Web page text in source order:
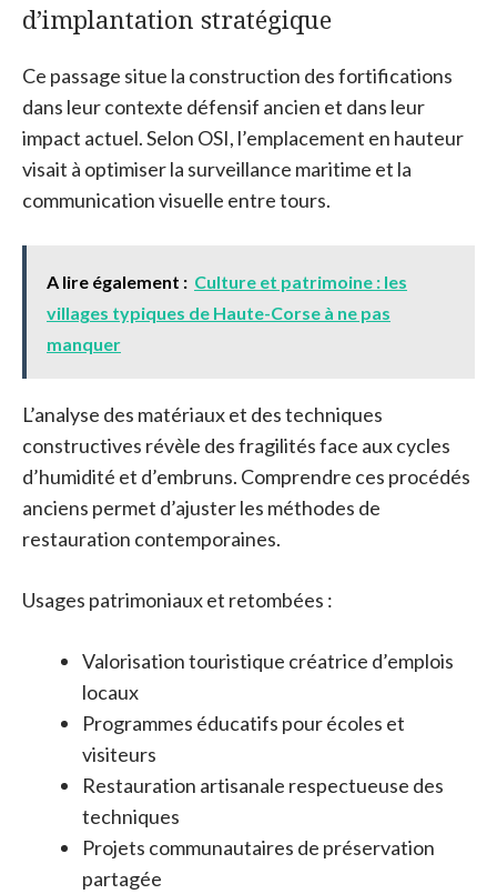
d’implantation stratégique
Ce passage situe la construction des fortifications
dans leur contexte défensif ancien et dans leur
impact actuel. Selon OSI, l’emplacement en hauteur
visait à optimiser la surveillance maritime et la
communication visuelle entre tours.
A lire également : Culture et patrimoine : les
villages typiques de Haute-Corse à ne pas
manquer
L’analyse des matériaux et des techniques
constructives révèle des fragilités face aux cycles
d’humidité et d’embruns. Comprendre ces procédés
anciens permet d’ajuster les méthodes de
restauration contemporaines.
Usages patrimoniaux et retombées :
Valorisation touristique créatrice d’emplois
locaux
Programmes éducatifs pour écoles et
visiteurs
Restauration artisanale respectueuse des
techniques
Projets communautaires de préservation
partagée